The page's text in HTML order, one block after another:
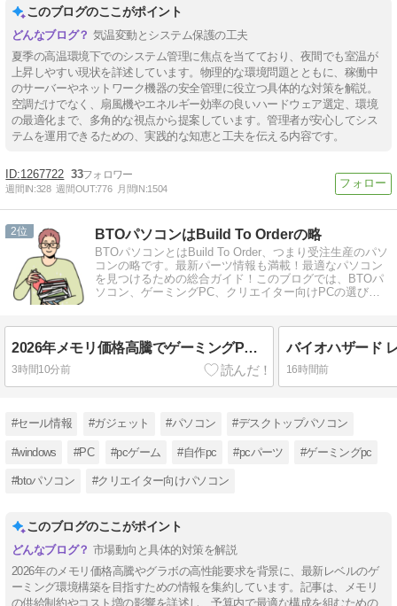
このブログのここがポイント
気温変動とシステム保護の工夫
夏季の高温環境下でのシステム管理に焦点を当てており、夜間でも室温が
上昇しやすい現状を詳述しています。物理的な環境問題とともに、稼働中
のサーバーやネットワーク機器の安全管理に役立つ具体的な対策を解説。
空調だけでなく、扇風機やエネルギー効率の良いハードウェア選定、環境
の最適化まで、多角的な視点から提案しています。管理者が安心してシス
テムを運用できるための、実践的な知恵と工夫を伝える内容です。
1267722 33
週間IN:328 週間OUT:776 月間IN:1504
2 BTOパソコンはBuild To Orderの略
BTOパソコンとはBuild To Order、つまり受注生産のパソ
コンの略です。最新パーツ情報も満載！最適なパソコン
を見つけるための総合ガイド！このブログでは、BTOパ
ソコン、ゲーミングPC、クリエイター向けPCの選び方
2026年メモリ価格高騰でゲーミングPCのBTOは本当にお得？
3時間10分前 16時間前
#セール情報 #ガジェット #パソコン #デスクトップパソコン
#windows #PC #pcゲーム #自作pc #pcパーツ #ゲーミングpc
#btoパソコン #クリエイター向けパソコン
このブログのここがポイント
市場動向と具体的対策を解説
2026年のメモリ価格高騰やグラボの高性能要求を背景に、最新レベルのゲ
ーミング環境構築を目指すための情報を集約しています。記事は、メモリ
の供給制約やコスト増の影響を詳述し、予算内で最適な構成を組むための